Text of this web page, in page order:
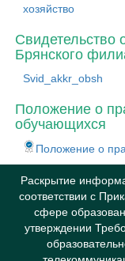
хозяйство
Свидетельство
Брянского
Svid_akkr_obsh
Положение о
обучающихся
Положение о
Раскрытие
соответствии с
сфере
утверждении